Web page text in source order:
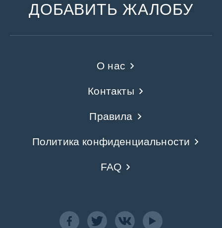
ДОБАВИТЬ ЖАЛОБУ
О нас
Контакты
Правила
Политика конфиденциальности
FAQ